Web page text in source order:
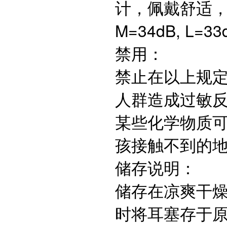
计，佩戴舒适
M=34dB,
禁用：
禁止在以上规
人群造成过敏
某些化学物质
孩接触不到的
储存说明：
储存在凉爽干
时将耳塞存于